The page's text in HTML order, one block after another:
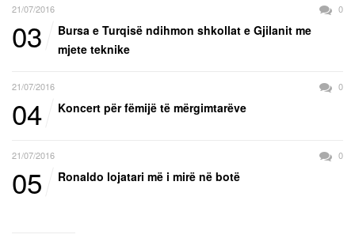
21/07/2016 0
03
Bursa e Turqisë ndihmon shkollat e Gjilanit me
mjete teknike
21/07/2016 0
04 Koncert për fëmijë të mërgimtarëve
21/07/2016 0
05 Ronaldo lojatari më i mirë në botë